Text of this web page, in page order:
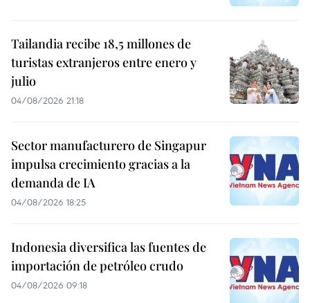
Tailandia recibe 18,5 millones de
turistas extranjeros entre enero y
julio
04/08/2026 21:18
Sector manufacturero de Singapur
impulsa crecimiento gracias a la
demanda de IA
04/08/2026 18:25
Indonesia diversifica las fuentes de
importación de petróleo crudo
04/08/2026 09:18